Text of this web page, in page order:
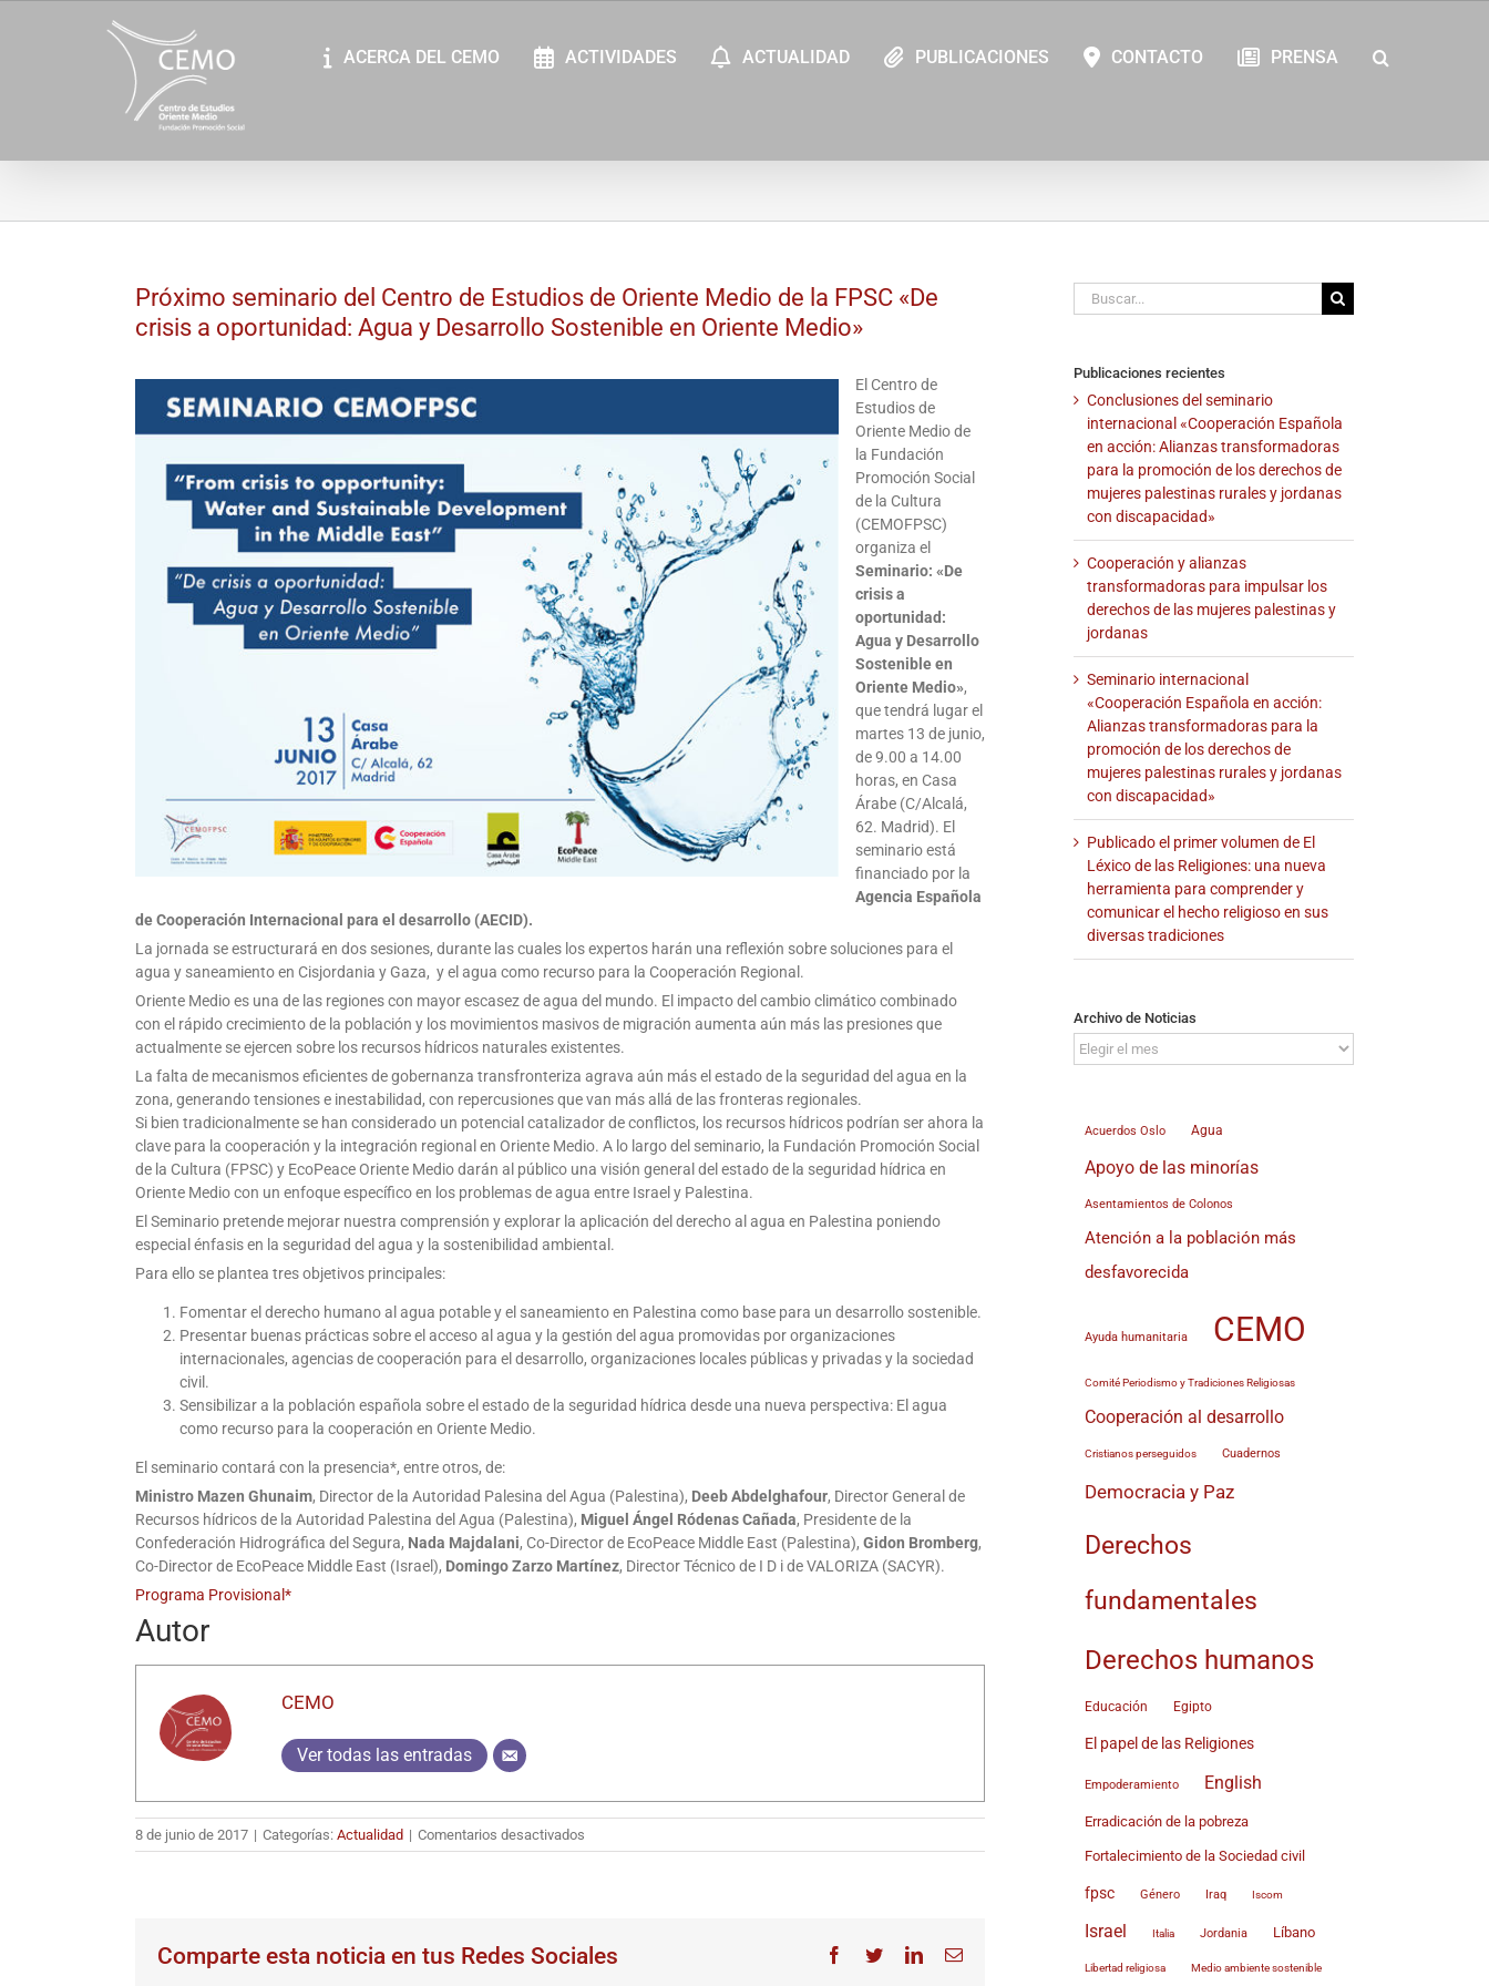
ACERCA DEL CEMO ACTIVIDADES ACTUALIDAD PUBLICACIONES CONTACTO PRENSA
Próximo seminario del Centro de Estudios de Oriente Medio de la FPSC «De
crisis a oportunidad: Agua y Desarrollo Sostenible en Oriente Medio»
El Centro de
Estudios de
Oriente Medio de
la Fundación
Promoción Social
de la Cultura
(CEMOFPSC)
organiza el
Seminario: «De
crisis a
oportunidad:
Agua y Desarrollo
Sostenible en
Oriente Medio»,
que tendrá lugar el
martes 13 de junio,
de 9.00 a 14.00
horas, en Casa
Árabe (C/Alcalá,
62. Madrid). El
seminario está
financiado por la
Agencia Española
de Cooperación Internacional para el desarrollo (AECID).
La jornada se estructurará en dos sesiones, durante las cuales los expertos harán una reflexión sobre soluciones para el
agua y saneamiento en Cisjordania y Gaza, y el agua como recurso para la Cooperación Regional.
Oriente Medio es una de las regiones con mayor escasez de agua del mundo. El impacto del cambio climático combinado
con el rápido crecimiento de la población y los movimientos masivos de migración aumenta aún más las presiones que
actualmente se ejercen sobre los recursos hídricos naturales existentes.
La falta de mecanismos eficientes de gobernanza transfronteriza agrava aún más el estado de la seguridad del agua en la
zona, generando tensiones e inestabilidad, con repercusiones que van más allá de las fronteras regionales.
Si bien tradicionalmente se han considerado un potencial catalizador de conflictos, los recursos hídricos podrían ser ahora la
clave para la cooperación y la integración regional en Oriente Medio. A lo largo del seminario, la Fundación Promoción Social
de la Cultura (FPSC) y EcoPeace Oriente Medio darán al público una visión general del estado de la seguridad hídrica en
Oriente Medio con un enfoque específico en los problemas de agua entre Israel y Palestina.
El Seminario pretende mejorar nuestra comprensión y explorar la aplicación del derecho al agua en Palestina poniendo
especial énfasis en la seguridad del agua y la sostenibilidad ambiental.
Para ello se plantea tres objetivos principales:
Fomentar el derecho humano al agua potable y el saneamiento en Palestina como base para un desarrollo sostenible.
Presentar buenas prácticas sobre el acceso al agua y la gestión del agua promovidas por organizaciones
internacionales, agencias de cooperación para el desarrollo, organizaciones locales públicas y privadas y la sociedad
civil.
Sensibilizar a la población española sobre el estado de la seguridad hídrica desde una nueva perspectiva: El agua
como recurso para la cooperación en Oriente Medio.
El seminario contará con la presencia*, entre otros, de:
Ministro Mazen Ghunaim, Director de la Autoridad Palesina del Agua (Palestina), Deeb Abdelghafour, Director General de
Recursos hídricos de la Autoridad Palestina del Agua (Palestina), Miguel Ángel Ródenas Cañada, Presidente de la
Confederación Hidrográfica del Segura, Nada Majdalani, Co-Director de EcoPeace Middle East (Palestina), Gidon Bromberg,
Co-Director de EcoPeace Middle East (Israel), Domingo Zarzo Martínez, Director Técnico de I D i de VALORIZA (SACYR).
Programa Provisional*
Autor
CEMO
Ver todas las entradas
8 de junio de 2017 | Categorías: Actualidad | Comentarios desactivados
Próximo
Estudios
Comparte esta noticia en tus Redes Sociales Facebook
TwitterLinkedInCorreo
Buscar:
Publicaciones recientes
Conclusiones del seminario
internacional «Cooperación Española
en acción: Alianzas transformadoras
para la promoción de los derechos de
mujeres palestinas rurales y jordanas
con discapacidad»
Cooperación y alianzas
transformadoras para impulsar los
derechos de las mujeres palestinas y
jordanas
Seminario internacional
«Cooperación Española en acción:
Alianzas transformadoras para la
promoción de los derechos de
mujeres palestinas rurales y jordanas
con discapacidad»
Publicado el primer volumen de El
Léxico de las Religiones: una nueva
herramienta para comprender y
comunicar el hecho religioso en sus
diversas tradiciones
Archivo de Noticias
Archivo
de
Acuerdos Oslo Agua
Apoyo de las minorías
Asentamientos de Colonos
Atención a la población más
desfavorecida
Ayuda humanitaria CEMO
Comité Periodismo y Tradiciones Religiosas
Cooperación al desarrollo
Cristianos perseguidos Cuadernos
Democracia y Paz
Derechos
fundamentales
Derechos humanos
Educación Egipto
El papel de las Religiones
Empoderamiento English
Erradicación de la pobreza
Fortalecimiento de la Sociedad civil
fpsc Género Iraq Iscom
Israel Italia Jordania Líbano
Libertad religiosa Medio ambiente sostenible